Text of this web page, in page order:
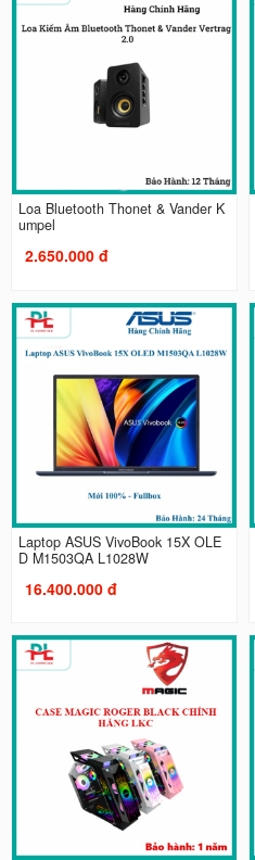
Loa Bluetooth Thonet & Vander K
umpel
2.650.000 đ
Laptop ASUS VivoBook 15X OLE
D M1503QA L1028W
16.400.000 đ